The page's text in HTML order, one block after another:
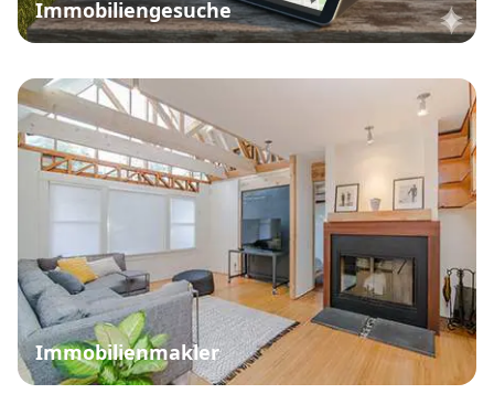
Immobiliengesuche
Immobilienmakler